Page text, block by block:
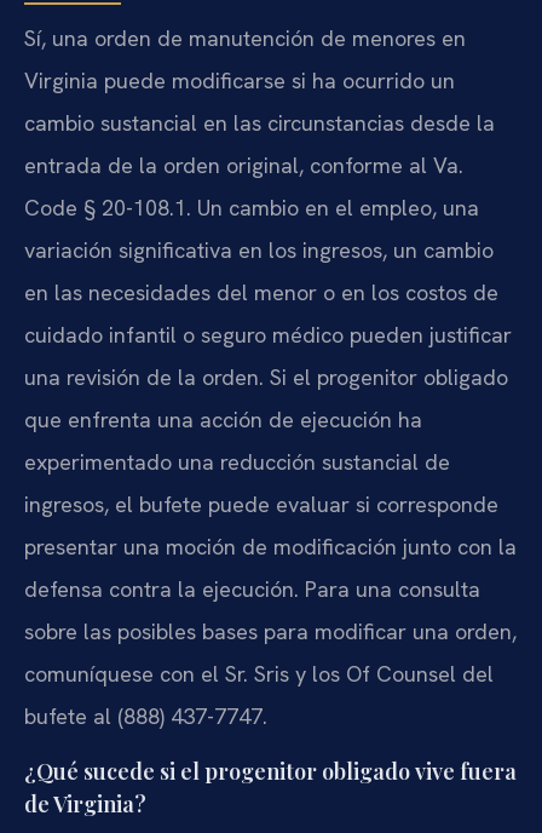
Sí, una orden de manutención de menores en
Virginia puede modificarse si ha ocurrido un
cambio sustancial en las circunstancias desde la
entrada de la orden original, conforme al Va.
Code § 20-108.1. Un cambio en el empleo, una
variación significativa en los ingresos, un cambio
en las necesidades del menor o en los costos de
cuidado infantil o seguro médico pueden justificar
una revisión de la orden. Si el progenitor obligado
que enfrenta una acción de ejecución ha
experimentado una reducción sustancial de
ingresos, el bufete puede evaluar si corresponde
presentar una moción de modificación junto con la
defensa contra la ejecución. Para una consulta
sobre las posibles bases para modificar una orden,
comuníquese con el Sr. Sris y los Of Counsel del
bufete al (888) 437-7747.
¿Qué sucede si el progenitor obligado vive fuera
de Virginia?